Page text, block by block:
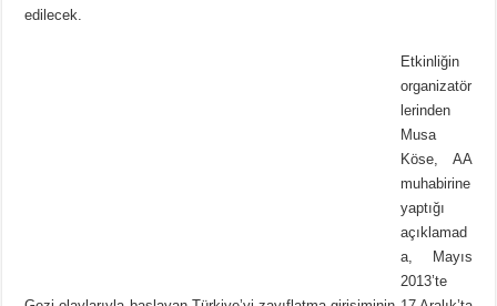
edilecek.
Etkinliğin
organizatör
lerinden
Musa
Köse, AA
muhabirine
yaptığı
açıklamad
a, Mayıs
2013’te